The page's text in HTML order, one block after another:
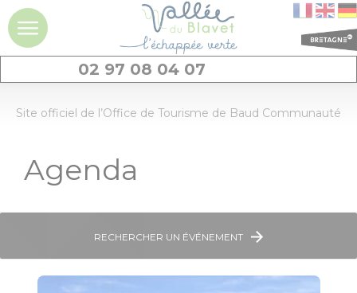
journée
Les
02 97 08 04 07
Site officiel de l’Office de Tourisme de Baud Communauté
Agenda
RECHERCHER UN ÉVÉNEMENT